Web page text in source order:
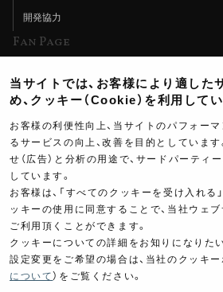
開発協力
Fan Page
ヨシムラTV
イベント情報
イベントスケジュール
ツーリングブレイクタイム
製品ポスター
当サイトでは、お客様により適した
め、クッキー（Cookie）を利用してい
お客様の利便性向上、当サイトのパフォー
るサービスの向上、改善を目的としています
せ（広告）と分析の用途で、サードパーティ
しています。
お客様は、「すべてのクッキーを受け入れる
ッキーの使用に同意することで、当社ウェ
ご利用頂くことができます。
クッキーについての詳細をお知りになりた
設定変更をご希望の場合は、当社のクッキー
について ）をご覧ください。